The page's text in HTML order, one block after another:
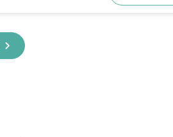
chevron_right